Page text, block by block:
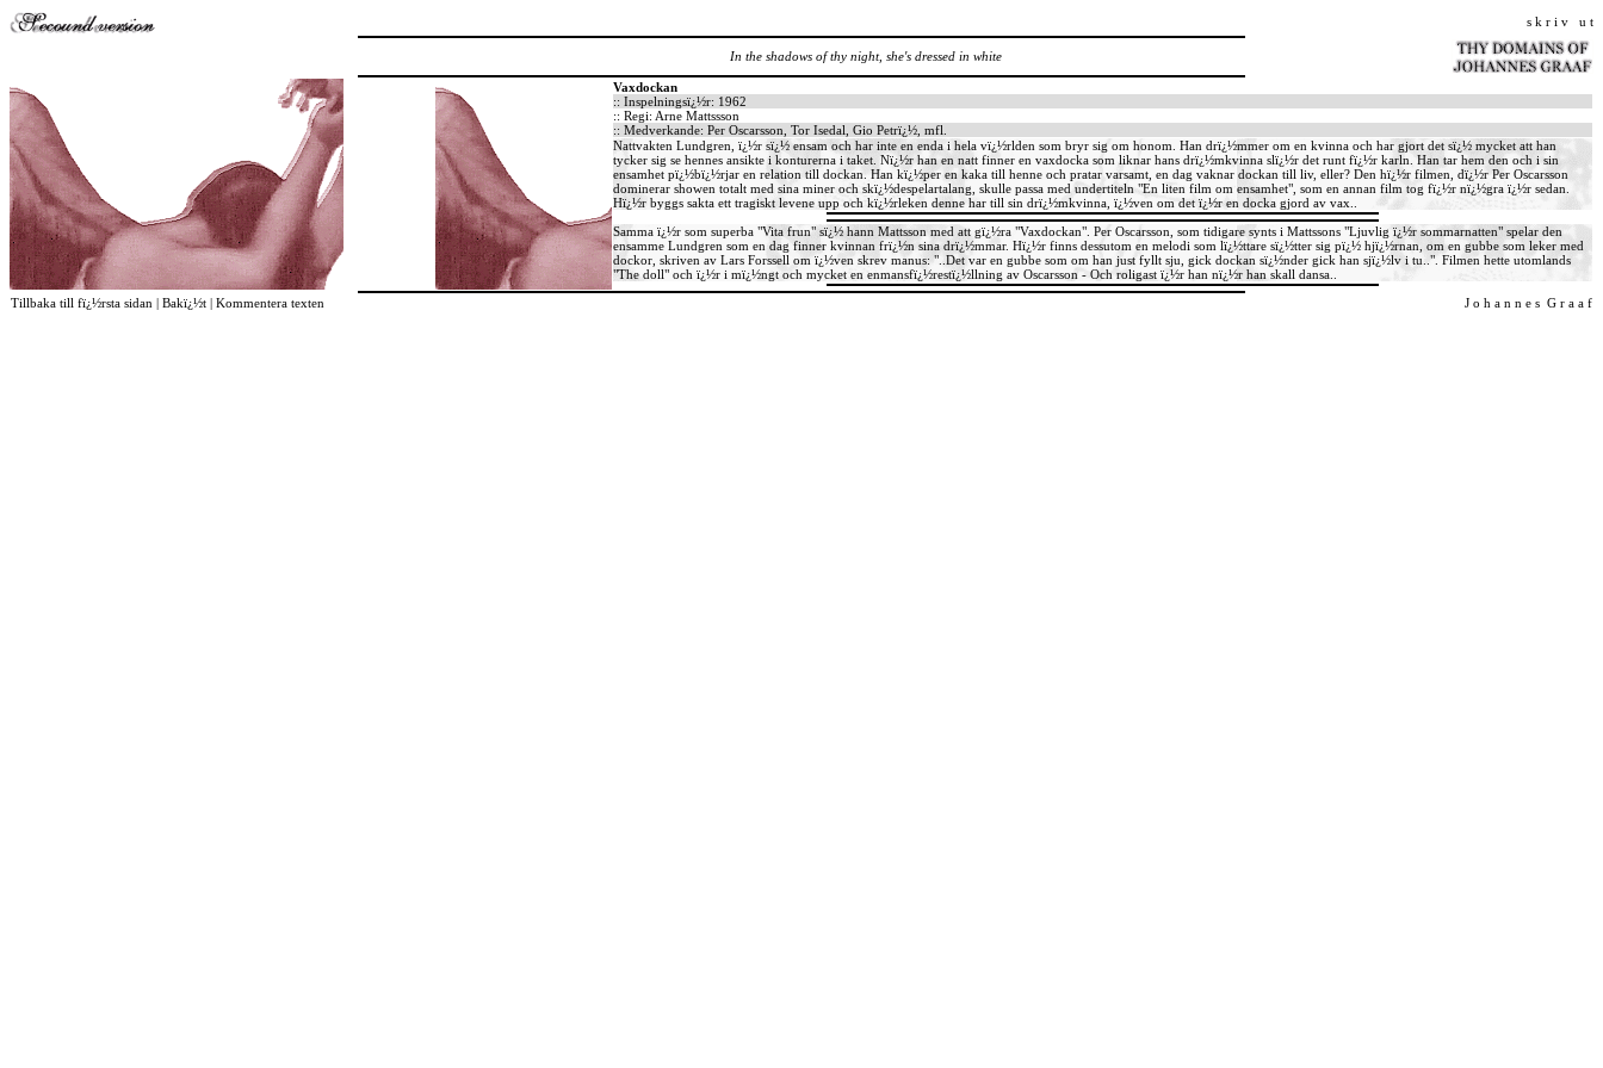
s k r i v u t
In the shadows of thy night, she's dressed in white
Vaxdockan
:: Inspelningsï¿½r: 1962
:: Regi: Arne Mattssson
:: Medverkande: Per Oscarsson, Tor Isedal, Gio Petrï¿½, mfl.
Nattvakten Lundgren, ï¿½r sï¿½ ensam och har inte en enda i hela vï¿½rlden som bryr sig om honom. Han drï¿½mmer om en kvinna och har gjort det sï¿½ mycket att han
tycker sig se hennes ansikte i konturerna i taket. Nï¿½r han en natt finner en vaxdocka som liknar hans drï¿½mkvinna slï¿½r det runt fï¿½r karln. Han tar hem den och i sin
ensamhet pï¿½bï¿½rjar en relation till dockan. Han kï¿½per en kaka till henne och pratar varsamt, en dag vaknar dockan till liv, eller? Den hï¿½r filmen, dï¿½r Per Oscarsson
dominerar showen totalt med sina miner och skï¿½despelartalang, skulle passa med undertiteln "En liten film om ensamhet", som en annan film tog fï¿½r nï¿½gra ï¿½r sedan.
Hï¿½r byggs sakta ett tragiskt levene upp och kï¿½rleken denne har till sin drï¿½mkvinna, ï¿½ven om det ï¿½r en docka gjord av vax..
Samma ï¿½r som superba "Vita frun" sï¿½ hann Mattsson med att gï¿½ra "Vaxdockan". Per Oscarsson, som tidigare synts i Mattssons "Ljuvlig ï¿½r sommarnatten" spelar den
ensamme Lundgren som en dag finner kvinnan frï¿½n sina drï¿½mmar. Hï¿½r finns dessutom en melodi som lï¿½ttare sï¿½tter sig pï¿½ hjï¿½rnan, om en gubbe som leker med
dockor, skriven av Lars Forssell om ï¿½ven skrev manus: "..Det var en gubbe som om han just fyllt sju, gick dockan sï¿½nder gick han sjï¿½lv i tu..". Filmen hette utomlands
"The doll" och ï¿½r i mï¿½ngt och mycket en enmansfï¿½restï¿½llning av Oscarsson - Och roligast ï¿½r han nï¿½r han skall dansa..
Tillbaka till fï¿½rsta sidan | Bakï¿½t | Kommentera texten J o h a n n e s G r a a f